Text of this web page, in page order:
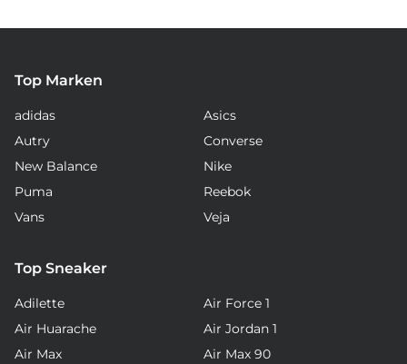
Top Marken
adidas
Asics
Autry
Converse
New Balance
Nike
Puma
Reebok
Vans
Veja
Top Sneaker
Adilette
Air Force 1
Air Huarache
Air Jordan 1
Air Max
Air Max 90